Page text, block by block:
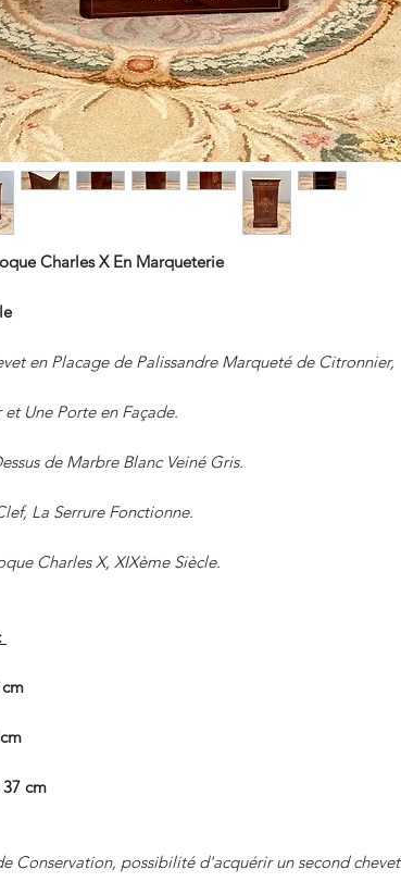
Charles X En Marqueterie
en Placage de Palissandre Marqueté de Citronnier,
Une Porte en Façade.
de Marbre Blanc Veiné Gris.
La Serrure Fonctionne.
Charles X, XIXème Siècle.
cm
Conservation, possibilité d'acquérir un second chevet